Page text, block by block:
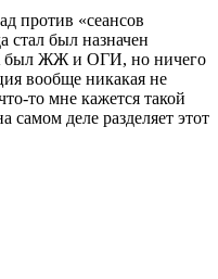
против «сеансов
стал был назначен
был ЖЖ и ОГИ, но ничего
вообще никакая не
то мне кажется такой
деле разделяет этот